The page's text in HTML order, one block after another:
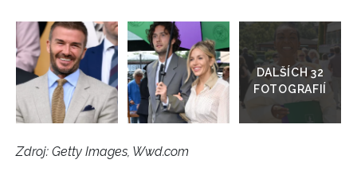
Přejít
do
galerie
Zdroj: Getty Images, Wwd.com